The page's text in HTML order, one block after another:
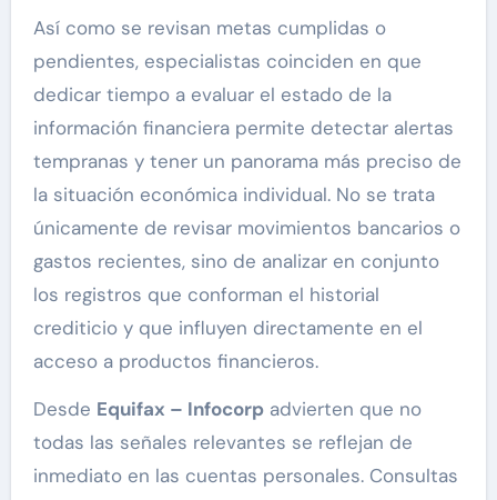
Así como se revisan metas cumplidas o
pendientes, especialistas coinciden en que
dedicar tiempo a evaluar el estado de la
información financiera permite detectar alertas
tempranas y tener un panorama más preciso de
la situación económica individual. No se trata
únicamente de revisar movimientos bancarios o
gastos recientes, sino de analizar en conjunto
los registros que conforman el historial
crediticio y que influyen directamente en el
acceso a productos financieros.
Desde Equifax – Infocorpadvierten que no
todas las señales relevantes se reflejan de
inmediato en las cuentas personales. Consultas